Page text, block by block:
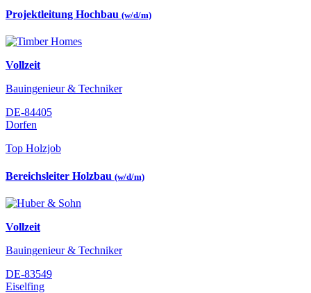
Projektleitung Hochbau (w/d/m)
Vollzeit
Bauingenieur & Techniker
DE-84405
Dorfen
Top Holzjob
Bereichsleiter Holzbau (w/d/m)
Vollzeit
Bauingenieur & Techniker
DE-83549
Eiselfing